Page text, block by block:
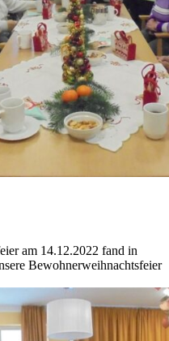
am 14.12.2022 fand in
Bewohnerweihnachtsfeier